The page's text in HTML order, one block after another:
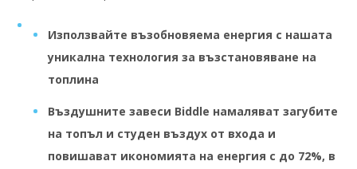
Използвайте възобновяема енергия с нашата
уникална технология за възстановяване на
топлина
Въздушните завеси Biddle намаляват загубите
на топъл и студен въздух от входа и
повишават икономията на енергия с до 72%, в